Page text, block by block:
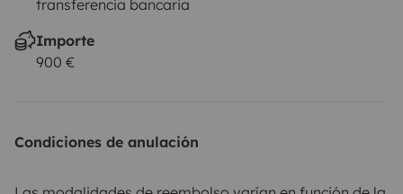
transferencia bancaria
Importe
900 €
Condiciones de anulación